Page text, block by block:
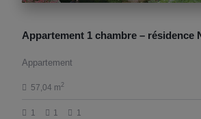
Appartement 1 chambre – résidence
Appartement
57,04 m2
1 1 1